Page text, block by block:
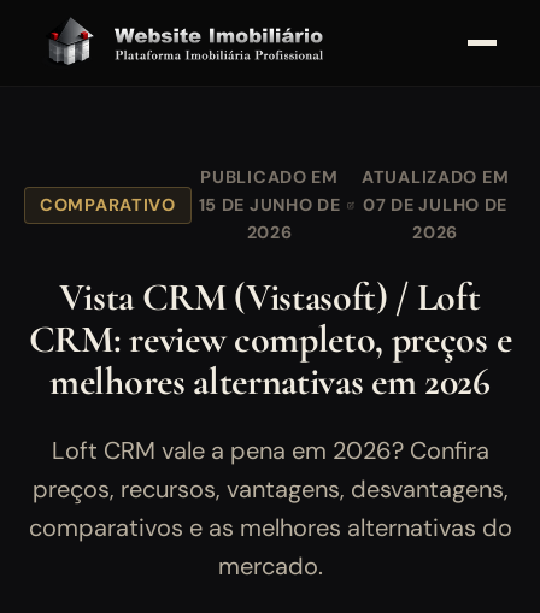
COMPARATIVO
PUBLICADO EM
15 DE JUNHO DE
2026
ATUALIZADO EM
07 DE JULHO DE
2026
Vista CRM (Vistasoft) / Loft
CRM: review completo, preços e
melhores alternativas em 2026
Loft CRM vale a pena em 2026? Confira
preços, recursos, vantagens, desvantagens,
comparativos e as melhores alternativas do
mercado.